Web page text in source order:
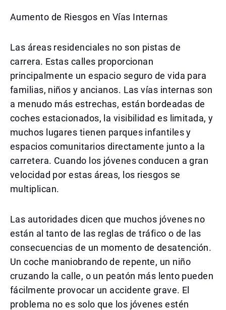
Aumento de Riesgos en Vías Internas
Las áreas residenciales no son pistas de
carrera. Estas calles proporcionan
principalmente un espacio seguro de vida para
familias, niños y ancianos. Las vías internas son
a menudo más estrechas, están bordeadas de
coches estacionados, la visibilidad es limitada, y
muchos lugares tienen parques infantiles y
espacios comunitarios directamente junto a la
carretera. Cuando los jóvenes conducen a gran
velocidad por estas áreas, los riesgos se
multiplican.
Las autoridades dicen que muchos jóvenes no
están al tanto de las reglas de tráfico o de las
consecuencias de un momento de desatención.
Un coche maniobrando de repente, un niño
cruzando la calle, o un peatón más lento pueden
fácilmente provocar un accidente grave. El
problema no es solo que los jóvenes estén